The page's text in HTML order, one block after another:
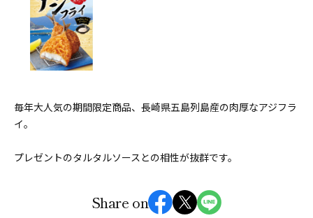
毎年大人気の期間限定商品、長崎県五島列島産の肉厚なアジフラ
イ。
プレゼントのタルタルソースとの相性が抜群です。
Share on